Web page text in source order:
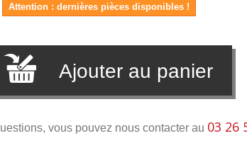
Attention : dernières pièces disponibles !
Ajouter au panier
vous pouvez nous contacter au 03 26